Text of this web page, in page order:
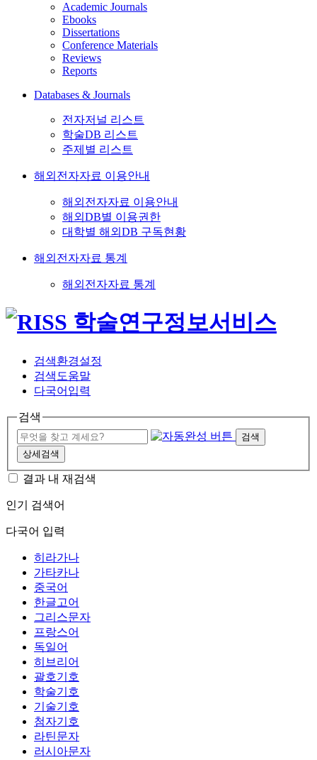
Academic Journals
Ebooks
Dissertations
Conference Materials
Reviews
Reports
Databases & Journals
전자저널 리스트
학술DB 리스트
주제별 리스트
해외전자자료 이용안내
해외전자자료 이용안내
해외DB별 이용권한
대학별 해외DB 구독현황
해외전자자료 통계
해외전자자료 통계
검색환경설정
검색도움말
다국어입력
검색
검색
상세검색
결과 내 재검색
인기 검색어
다국어 입력
히라가나
가타카나
중국어
한글고어
그리스문자
프랑스어
독일어
히브리어
괄호기호
학술기호
기술기호
첨자기호
라틴문자
러시아문자